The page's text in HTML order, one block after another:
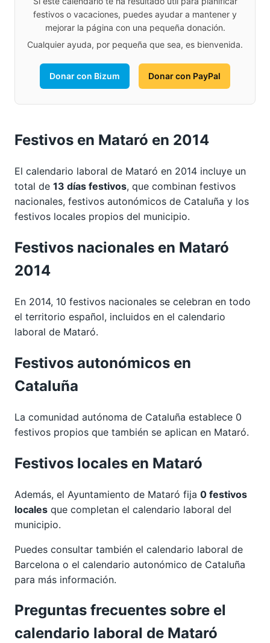
festivos o vacaciones, puedes ayudar a mantener y
mejorar la página con una pequeña donación.
Cualquier ayuda, por pequeña que sea, es bienvenida.
Donar con Bizum Donar con PayPal
Festivos en Mataró en 2014
El calendario laboral de Mataró en 2014 incluye un
total de 13 días festivos, que combinan festivos
nacionales, festivos autonómicos de Cataluña y los
festivos locales propios del municipio.
Festivos nacionales en Mataró
2014
En 2014, 10 festivos nacionales se celebran en todo
el territorio español, incluidos en el calendario
laboral de Mataró.
Festivos autonómicos en
Cataluña
La comunidad autónoma de Cataluña establece 0
festivos propios que también se aplican en Mataró.
Festivos locales en Mataró
Además, el Ayuntamiento de Mataró fija 0 festivos
locales que completan el calendario laboral del
municipio.
Puedes consultar también el calendario laboral de
Barcelona o el calendario autonómico de Cataluña
para más información.
Preguntas frecuentes sobre el
calendario laboral de Mataró